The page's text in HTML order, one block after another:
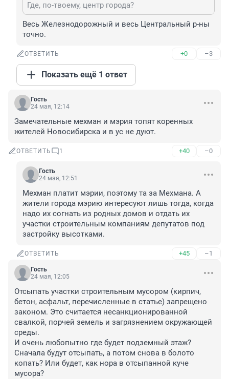
Где, по-твоему, центр города?
Весь Железнодорожный и весь Центральный р-ны
точно.
ОТВЕТИТЬ +0 –3
Показать ещё 1 ответ
Гость
24 мая, 12:14
Замечательные мехман и мэрия топят коренных
жителей Новосибирска и в ус не дуют.
ОТВЕТИТЬ 1 +40 –0
Гость
24 мая, 12:51
Мехман платит мэрии, поэтому та за Мехмана. А
жители города мэрию интересуют лишь тогда, когда
надо их согнать из родных домов и отдать их
участки строительным компаниям депутатов под
застройку высотками.
ОТВЕТИТЬ +45 –1
Гость
24 мая, 12:05
Отсыпать участки строительным мусором (кирпич,
бетон, асфальт, перечисленные в статье) запрещено
законом. Это считается несанкционированной
свалкой, порчей земель и загрязнением окружающей
среды.
И очень любопытно где будет подземный этаж?
Сначала будут отсыпать, а потом снова в болото
копать? Или будет, как нора в отсыпанной куче
мусора?